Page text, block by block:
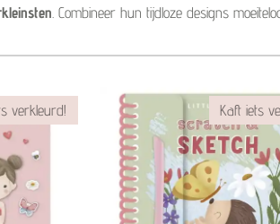
. Combineer hun tijdloze designs
verkleurd! Kaft iets